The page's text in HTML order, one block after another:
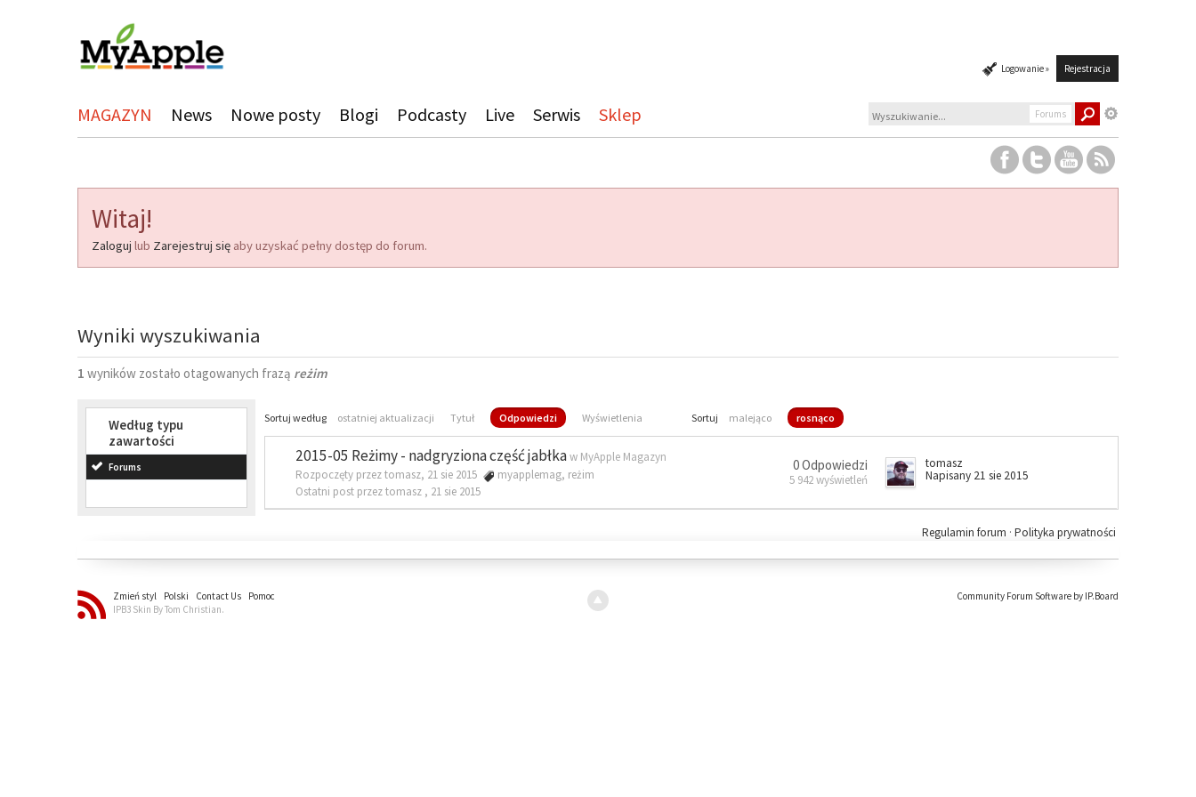
Logowanie » Rejestracja
MAGAZYN News Nowe posty Blogi Podcasty Live Serwis Sklep Forums
Witaj!
Zaloguj lub Zarejestruj się aby uzyskać pełny dostęp do forum.
Wyniki wyszukiwania
1 wyników zostało otagowanych frazą reżim
Według typu
zawartości
Forums
Sortuj według ostatniej aktualizacji Tytuł Odpowiedzi Wyświetlenia Sortuj malejąco rosnąco
2015-05 Reżimy - nadgryziona część jabłkaw MyApple Magazyn
Rozpoczęty przez tomasz, 21 sie 2015
myapplemag, reżim
Ostatni post przez tomasz , 21 sie 2015
0 Odpowiedzi
5 942 wyświetleń
tomasz
Napisany 21 sie 2015
Polityka prywatności
Regulamin forum ·
Zmień styl Polski Contact Us
Pomoc
IPB3 Skin By Tom Christian.
Community Forum Software by IP.Board